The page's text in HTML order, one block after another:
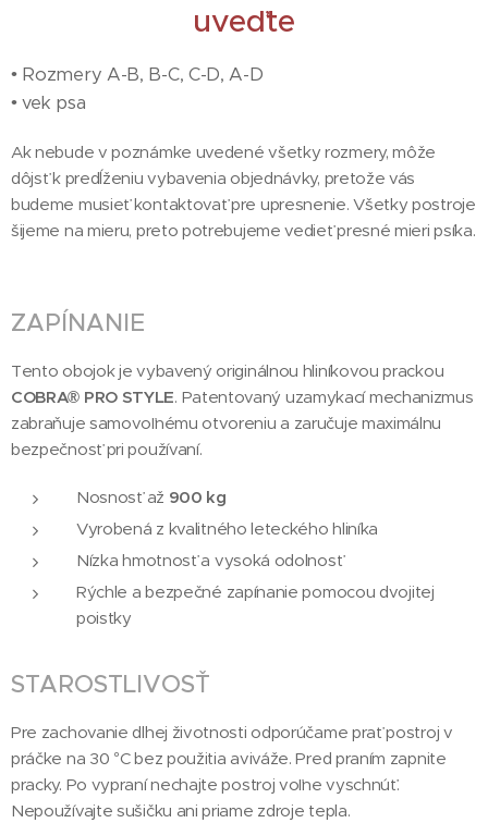
uveďte
• Rozmery A-B, B-C, C-D, A-D
• vek psa
Ak nebude v poznámke uvedené všetky rozmery, môže
dôjsť k predĺženiu vybavenia objednávky, pretože vás
budeme musieť kontaktovať pre upresnenie. Všetky postroje
šijeme na mieru, preto potrebujeme vedieť presné mieri psíka.
ZAPÍNANIE
Tento obojok je vybavený originálnou hliníkovou prackou
COBRA® PRO STYLE. Patentovaný uzamykací mechanizmus
zabraňuje samovoľnému otvoreniu a zaručuje maximálnu
bezpečnosť pri používaní.
Nosnosť až 900 kg
Vyrobená z kvalitného leteckého hliníka
Nízka hmotnosť a vysoká odolnosť
Rýchle a bezpečné zapínanie pomocou dvojitej
poistky
STAROSTLIVOSŤ
Pre zachovanie dlhej životnosti odporúčame prať postroj v
práčke na 30 °C bez použitia aviváže. Pred praním zapnite
pracky. Po vypraní nechajte postroj voľne vyschnúť.
Nepoužívajte sušičku ani priame zdroje tepla.